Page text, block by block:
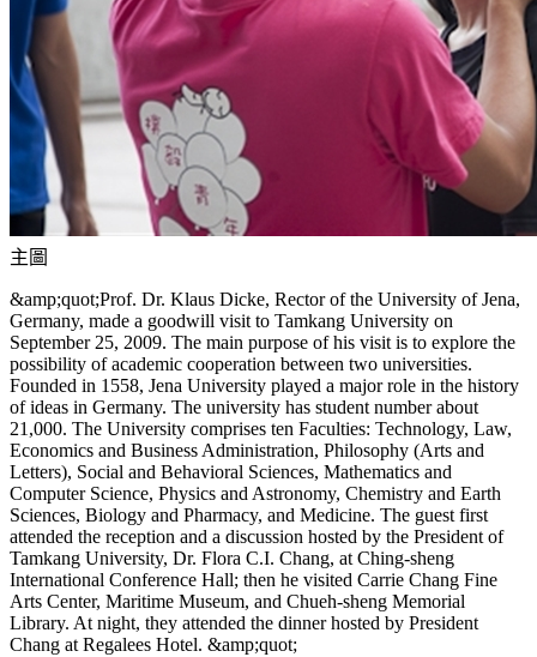
主圖
&amp;quot;Prof. Dr. Klaus Dicke, Rector of the University of Jena,
Germany, made a goodwill visit to Tamkang University on
September 25, 2009. The main purpose of his visit is to explore the
possibility of academic cooperation between two universities.
Founded in 1558, Jena University played a major role in the history
of ideas in Germany. The university has student number about
21,000. The University comprises ten Faculties: Technology, Law,
Economics and Business Administration, Philosophy (Arts and
Letters), Social and Behavioral Sciences, Mathematics and
Computer Science, Physics and Astronomy, Chemistry and Earth
Sciences, Biology and Pharmacy, and Medicine. The guest first
attended the reception and a discussion hosted by the President of
Tamkang University, Dr. Flora C.I. Chang, at Ching-sheng
International Conference Hall; then he visited Carrie Chang Fine
Arts Center, Maritime Museum, and Chueh-sheng Memorial
Library. At night, they attended the dinner hosted by President
Chang at Regalees Hotel. &amp;quot;